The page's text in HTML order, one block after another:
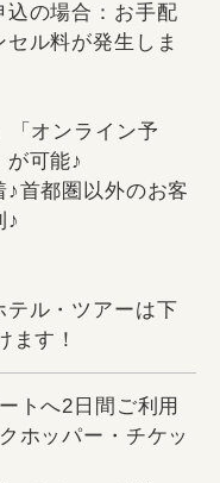
込の場合：お手配
ル料が発生しま
オンライン予
可能♪
首都圏以外のお客
♪
テル・ツアーは下
ます！
トへ2日間ご利用
ホッパー・チケッ